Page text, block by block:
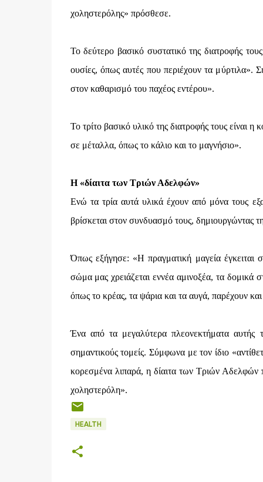
χοληστερόλης» πρόσθεσε.
Το δεύτερο βασικό συστατικό της διατροφής
ουσίες, όπως αυτές που περιέχουν τα μύρτιλα».
στον καθαρισμό του παχέος εντέρου».
Το τρίτο βασικό υλικό της διατροφής τους είναι
σε μέταλλα, όπως το κάλιο και το μαγνήσιο».
Η «δίαιτα των Τριών Αδελφών»
Ενώ τα τρία αυτά υλικά έχουν από μόνα τους
βρίσκεται στον συνδυασμό τους, δημιουργώντας
Όπως εξήγησε: «Η πραγματική μαγεία
σώμα μας χρειάζεται εννέα αμινοξέα, τα δομικά
όπως το κρέας, τα ψάρια και τα αυγά, παρέχουν
Ένα από τα μεγαλύτερα πλεονεκτήματα αυτής
σημαντικούς τομείς. Σύμφωνα με τον ίδιο
κορεσμένα λιπαρά, η δίαιτα των Τριών Αδελφών
χοληστερόλη».
HEALTH